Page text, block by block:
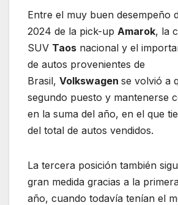
Entre el muy buen desempeño
2024 de la pick-up Amarok, la
SUV Taos nacional y el
de autos provenientes de
Brasil, Volkswagen se volvió a
segundo puesto y mantenerse
en la suma del año, en el que
del total de autos vendidos.
La tercera posición también
gran medida gracias a la
año, cuando todavía tenían el